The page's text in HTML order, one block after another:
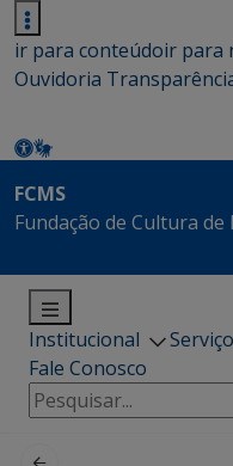
ir para conteúdoir para
Ouvidoria
FCMS
Fundação de Cultura
Institucional
Fale Conosco
Pesquisar
por: